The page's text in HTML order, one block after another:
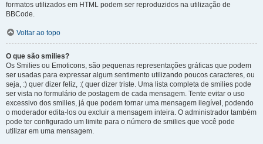
formatos utilizados em HTML podem ser reproduzidos na utilização de
BBCode.
Voltar ao topo
O que são smilies?
Os Smilies ou Emoticons, são pequenas representações gráficas que podem
ser usadas para expressar algum sentimento utilizando poucos caracteres, ou
seja, :) quer dizer feliz, :( quer dizer triste. Uma lista completa de smilies pode
ser vista no formulário de postagem de cada mensagem. Tente evitar o uso
excessivo dos smilies, já que podem tornar uma mensagem ilegível, podendo
o moderador edita-los ou excluir a mensagem inteira. O administrador também
pode ter configurado um limite para o número de smilies que você pode
utilizar em uma mensagem.